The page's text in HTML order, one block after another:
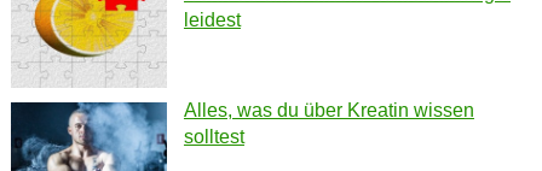
leidest
Alles, was du über Kreatin wissen
solltest